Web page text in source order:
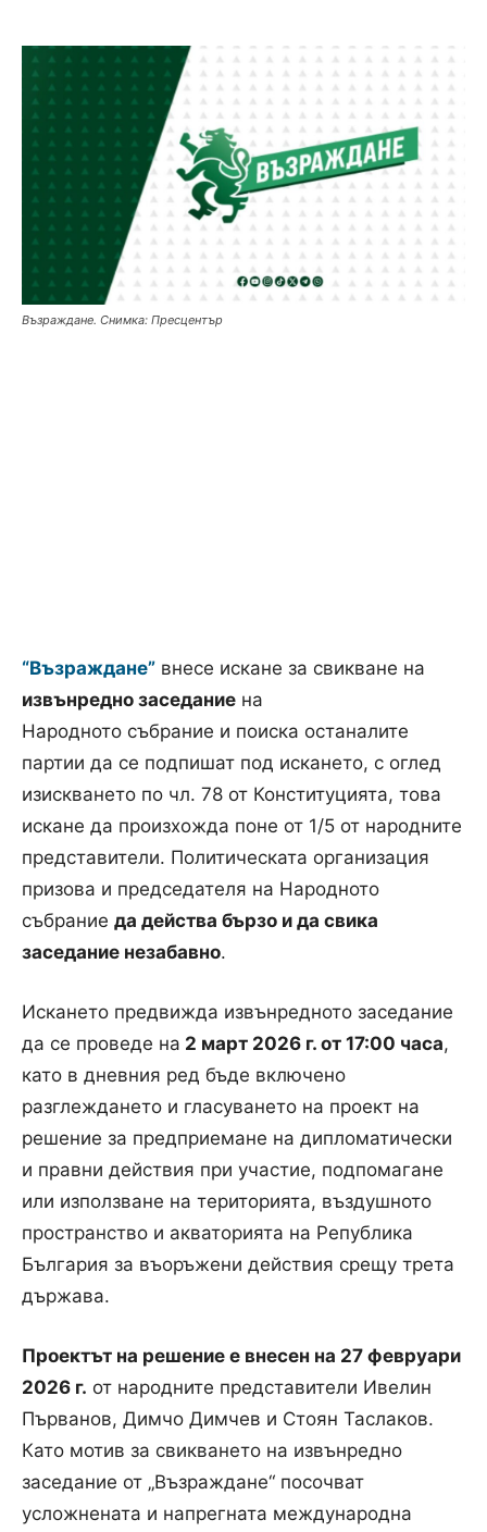
Възраждане. Снимка: Пресцентър
“Възраждане” внесе искане за свикване на
извънредно заседание на
Народното събрание и поиска останалите
партии да се подпишат под искането, с оглед
изискването по чл. 78 от Конституцията, това
искане да произхожда поне от 1/5 от народните
представители. Политическата организация
призова и председателя на Народното
събрание да действа бързо и да свика
заседание незабавно.
Искането предвижда извънредното заседание
да се проведе на 2 март 2026 г. от 17:00 часа,
като в дневния ред бъде включено
разглеждането и гласуването на проект на
решение за предприемане на дипломатически
и правни действия при участие, подпомагане
или използване на територията, въздушното
пространство и акваторията на Република
България за въоръжени действия срещу трета
държава.
Проектът на решение е внесен на 27 февруари
2026 г. от народните представители Ивелин
Първанов, Димчо Димчев и Стоян Таслаков.
Като мотив за свикването на извънредно
заседание от „Възраждане“ посочват
усложнената и напрегната международна